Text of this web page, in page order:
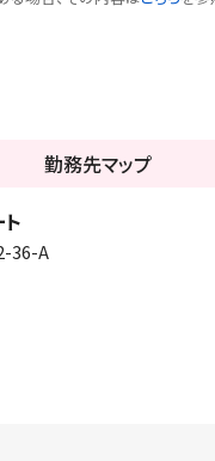
勤務先マップ
36-A